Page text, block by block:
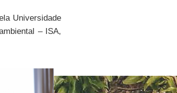
Universidade
– ISA,